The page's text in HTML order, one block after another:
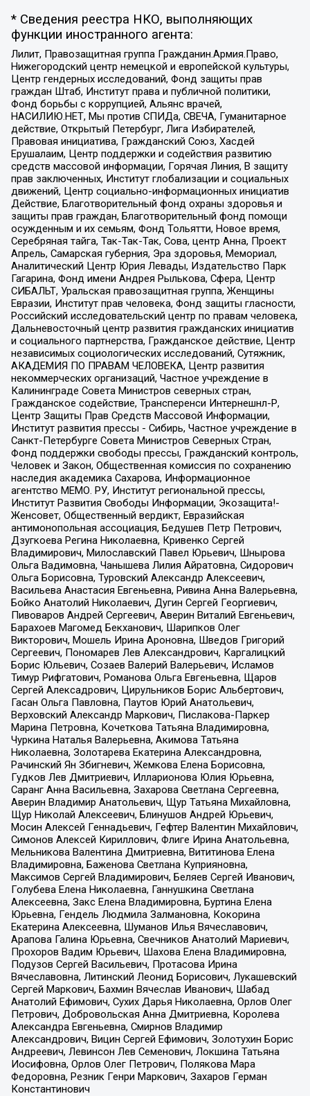
* Сведения реестра НКО, выполняющих
функции иностранного агента:
Лилит, Правозащитная группа Гражданин.Армия.Право,
Нижегородский центр немецкой и европейской культуры,
Центр гендерных исследований, Фонд защиты прав
граждан Штаб, Институт права и публичной политики,
Фонд борьбы с коррупцией, Альянс врачей,
НАСИЛИЮ.НЕТ, Мы против СПИДа, СВЕЧА, Гуманитарное
действие, Открытый Петербург, Лига Избирателей,
Правовая инициатива, Гражданский Союз, Хасдей
Ерушалаим, Центр поддержки и содействия развитию
средств массовой информации, Горячая Линия, В защиту
прав заключенных, Институт глобализации и социальных
движений, Центр социально-информационных инициатив
Действие, Благотворительный фонд охраны здоровья и
защиты прав граждан, Благотворительный фонд помощи
осужденным и их семьям, Фонд Тольятти, Новое время,
Серебряная тайга, Так-Так-Так, Сова, центр Анна, Проект
Апрель, Самарская губерния, Эра здоровья, Мемориал,
Аналитический Центр Юрия Левады, Издательство Парк
Гагарина, Фонд имени Андрея Рылькова, Сфера, Центр
СИБАЛЬТ, Уральская правозащитная группа, Женщины
Евразии, Институт прав человека, Фонд защиты гласности,
Российский исследовательский центр по правам человека,
Дальневосточный центр развития гражданских инициатив
и социального партнерства, Гражданское действие, Центр
независимых социологических исследований, Сутяжник,
АКАДЕМИЯ ПО ПРАВАМ ЧЕЛОВЕКА, Центр развития
некоммерческих организаций, Частное учреждение в
Калининграде Совета Министров северных стран,
Гражданское содействие, Трансперенси Интернешнл-Р,
Центр Защиты Прав Средств Массовой Информации,
Институт развития прессы - Сибирь, Частное учреждение в
Санкт-Петербурге Совета Министров Северных Стран,
Фонд поддержки свободы прессы, Гражданский контроль,
Человек и Закон, Общественная комиссия по сохранению
наследия академика Сахарова, Информационное
агентство МЕМО. РУ, Институт региональной прессы,
Институт Развития Свободы Информации, Экозащита!-
Женсовет, Общественный вердикт, Евразийская
антимонопольная ассоциация, Бедушев Петр Петрович,
Дзугкоева Регина Николаевна, Кривенко Сергей
Владимирович, Милославский Павел Юрьевич, Шнырова
Ольга Вадимовна, Чанышева Лилия Айратовна, Сидорович
Ольга Борисовна, Туровский Александр Алексеевич,
Васильева Анастасия Евгеньевна, Ривина Анна Валерьевна,
Бойко Анатолий Николаевич, Дугин Сергей Георгиевич,
Пивоваров Андрей Сергеевич, Аверин Виталий Евгеньевич,
Барахоев Магомед Бекханович, Шарипков Олег
Викторович, Мошель Ирина Ароновна, Шведов Григорий
Сергеевич, Пономарев Лев Александрович, Каргалицкий
Борис Юльевич, Созаев Валерий Валерьевич, Исламов
Тимур Рифгатович, Романова Ольга Евгеньевна, Щаров
Сергей Алексадрович, Цирульников Борис Альбертович,
Гасан Ольга Павловна, Паутов Юрий Анатольевич,
Верховский Александр Маркович, Пислакова-Паркер
Марина Петровна, Кочеткова Татьяна Владимировна,
Чуркина Наталья Валерьевна, Акимова Татьяна
Николаевна, Золотарева Екатерина Александровна,
Рачинский Ян Збигневич, Жемкова Елена Борисовна,
Гудков Лев Дмитриевич, Илларионова Юлия Юрьевна,
Саранг Анна Васильевна, Захарова Светлана Сергеевна,
Аверин Владимир Анатольевич, Щур Татьяна Михайловна,
Щур Николай Алексеевич, Блинушов Андрей Юрьевич,
Мосин Алексей Геннадьевич, Гефтер Валентин Михайлович,
Симонов Алексей Кириллович, Флиге Ирина Анатольевна,
Мельникова Валентина Дмитриевна, Вититинова Елена
Владимировна, Баженова Светлана Куприяновна,
Максимов Сергей Владимирович, Беляев Сергей Иванович,
Голубева Елена Николаевна, Ганнушкина Светлана
Алексеевна, Закс Елена Владимировна, Буртина Елена
Юрьевна, Гендель Людмила Залмановна, Кокорина
Екатерина Алексеевна, Шуманов Илья Вячеславович,
Арапова Галина Юрьевна, Свечников Анатолий Мариевич,
Прохоров Вадим Юрьевич, Шахова Елена Владимировна,
Подузов Сергей Васильевич, Протасова Ирина
Вячеславовна, Литинский Леонид Борисович, Лукашевский
Сергей Маркович, Бахмин Вячеслав Иванович, Шабад
Анатолий Ефимович, Сухих Дарья Николаевна, Орлов Олег
Петрович, Добровольская Анна Дмитриевна, Королева
Александра Евгеньевна, Смирнов Владимир
Александрович, Вицин Сергей Ефимович, Золотухин Борис
Андреевич, Левинсон Лев Семенович, Локшина Татьяна
Иосифовна, Орлов Олег Петрович, Полякова Мара
Федоровна, Резник Генри Маркович, Захаров Герман
Константинович